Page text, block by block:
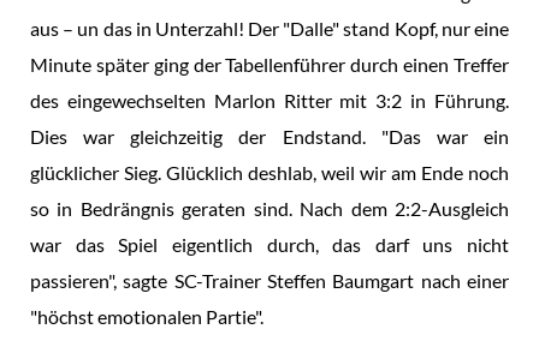
aus – un das in Unterzahl! Der "Dalle" stand Kopf, nur eine
Minute später ging der Tabellenführer durch einen Treffer
des eingewechselten Marlon Ritter mit 3:2 in Führung.
Dies war gleichzeitig der Endstand. "Das war ein
glücklicher Sieg. Glücklich deshlab, weil wir am Ende noch
so in Bedrängnis geraten sind. Nach dem 2:2-Ausgleich
war das Spiel eigentlich durch, das darf uns nicht
passieren", sagte SC-Trainer Steffen Baumgart nach einer
"höchst emotionalen Partie".